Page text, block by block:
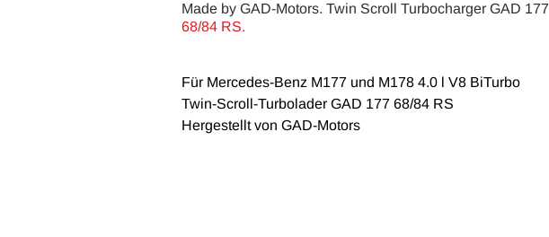
Made by GAD-Motors. Twin Scroll Turbocharger GAD 177
68/84 RS.
Für Mercedes-Benz M177 und M178 4.0 l V8 BiTurbo
Twin-Scroll-Turbolader GAD 177 68/84 RS
Hergestellt von GAD-Motors